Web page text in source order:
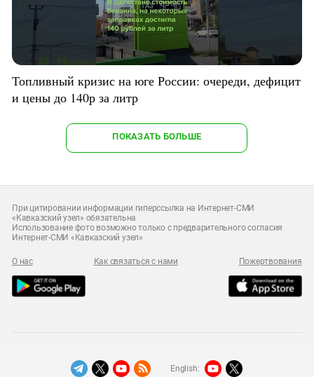
Топливный кризис на юге России: очереди, дефицит
и цены до 140р за литр
ПОКАЗАТЬ БОЛЬШЕ
При цитировании информации гиперссылка на Интернет-СМИ
«Кавказский узел» обязательна
Использование фото возможно только с предварительного согласия
Интернет-СМИ «Кавказский узел»
О нас Как связаться с нами Пожертвования
English: